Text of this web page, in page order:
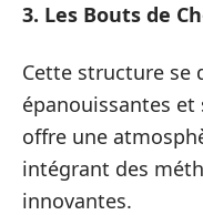
3. Les Bouts de
Cette structure se
épanouissantes
offre une
intégrant des
innovantes.